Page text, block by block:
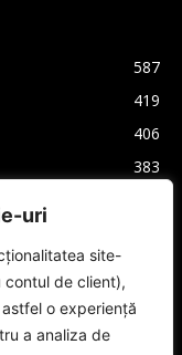
uri
site-
contul de client),
o experiență
a analiza de
587
419
406
383
160